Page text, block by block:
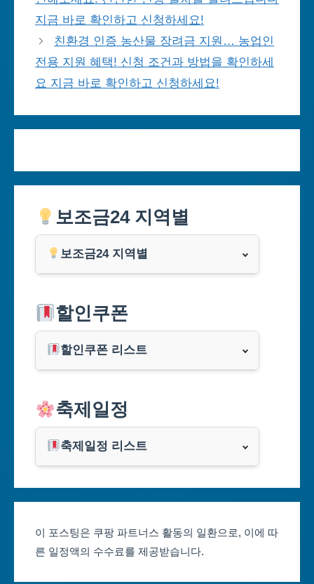
지금 바로 확인하고 신청하세요!
친환경 인증 농산물 장려금 지원… 농업인
전용 지원 혜택! 신청 조건과 방법을 확인하세
요 지금 바로 확인하고 신청하세요!
보조금24 지역별
보조금24 지역별
부산광역시
대구광역시
인천광역시
광주광역시
대전광역시
할인쿠폰
할인쿠폰 리스트
쿠팡
클룩
축제일정
축제일정 리스트
대구축제 일정
이 포스팅은 쿠팡 파트너스 활동의 일환으로, 이에 따
른 일정액의 수수료를 제공받습니다.